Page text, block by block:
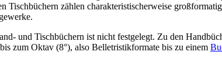
zählen charakteristischerweise
und Tischbüchern ist nicht festgelegt. Zu den
zum Oktav (8°), also Belletristikformate bis zu einem